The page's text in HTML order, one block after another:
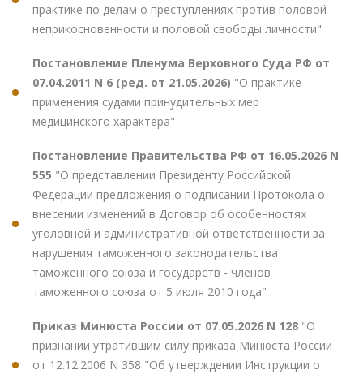
практике по делам о преступлениях против половой
неприкосновенности и половой свободы личности"
Постановление Пленума Верховного Суда РФ от
07.04.2011 N 6 (ред. от 21.05.2026) "О практике
применения судами принудительных мер
медицинского характера"
Постановление Правительства РФ от 16.05.2026 N
555 "О представлении Президенту Российской
Федерации предложения о подписании Протокола о
внесении изменений в Договор об особенностях
уголовной и административной ответственности за
нарушения таможенного законодательства
таможенного союза и государств - членов
таможенного союза от 5 июля 2010 года"
Приказ Минюста России от 07.05.2026 N 128 "О
признании утратившим силу приказа Минюста России
от 12.12.2006 N 358 "Об утверждении Инструкции о